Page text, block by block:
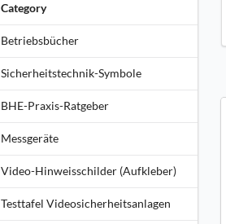
Category
Betriebsbücher
Sicherheitstechnik-Symbole
BHE-Praxis-Ratgeber
Messgeräte
Video-Hinweisschilder (Aufkleber)
Testtafel Videosicherheitsanlagen